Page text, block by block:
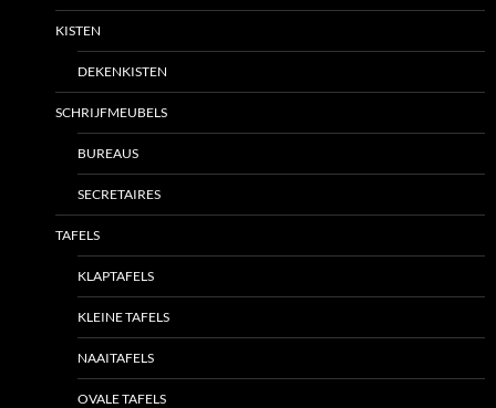
KISTEN
DEKENKISTEN
SCHRIJFMEUBELS
BUREAUS
SECRETAIRES
TAFELS
KLAPTAFELS
KLEINE TAFELS
NAAITAFELS
OVALE TAFELS